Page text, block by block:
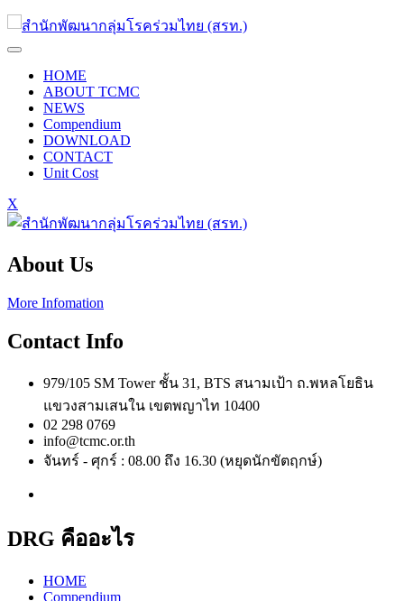
HOME
ABOUT TCMC
NEWS
Compendium
DOWNLOAD
CONTACT
Unit Cost
X
About Us
More Infomation
Contact Info
979/105 SM Tower ชั้น 31, BTS สนามเป้า ถ.พหลโยธิน
แขวงสามเสนใน เขตพญาไท 10400
02 298 0769
info@tcmc.or.th
จันทร์ - ศุกร์ : 08.00 ถึง 16.30 (หยุดนักขัตฤกษ์)
DRG คืออะไร
HOME
Compendium